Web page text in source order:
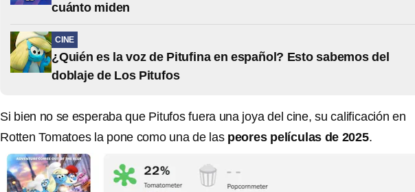
cuánto miden
CINE
¿Quién es la voz de Pitufina en español? Esto sabemos del
doblaje de Los Pitufos
Si bien no se esperaba que Pitufos fuera una joya del cine, su calificación en
Rotten Tomatoes la pone como una de las peores películas de 2025.